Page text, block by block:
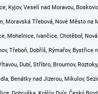
Kyjov, Veselí nad Moravou,
Moravská Třebová, Nové Město na
Mohelnice, Ivančice, Chotěboř,
Třeboň, Dobříš, Rýmařov, Bystřice
Dubí, Stříbro, Broumov,
Benátky nad Jizerou, Mikulov,